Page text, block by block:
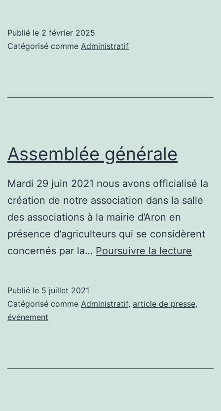
différent
Publié le 2 février 2025
Catégorisé comme Administratif
Assemblée générale
Mardi 29 juin 2021 nous avons officialisé la
création de notre association dans la salle
des associations à la mairie d’Aron en
présence d’agriculteurs qui se considèrent
concernés par la… Poursuivre la lecture
Publié le 5 juillet 2021
Catégorisé comme Administratif, article de presse,
événement